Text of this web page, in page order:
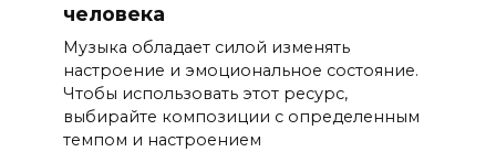
человека
Музыка обладает силой изменять
настроение и эмоциональное состояние.
Чтобы использовать этот ресурс,
выбирайте композиции с определенным
темпом и настроением